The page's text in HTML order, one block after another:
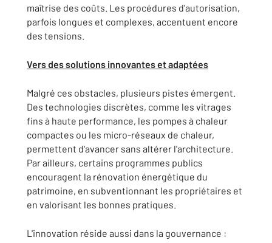
maîtrise des coûts. Les procédures d'autorisation,
parfois longues et complexes, accentuent encore
des tensions.
Vers des solutions innovantes et adaptées
Malgré ces obstacles, plusieurs pistes émergent.
Des technologies discrètes, comme les vitrages
fins à haute performance, les pompes à chaleur
compactes ou les micro-réseaux de chaleur,
permettent d'avancer sans altérer l'architecture.
Par ailleurs, certains programmes publics
encouragent la rénovation énergétique du
patrimoine, en subventionnant les propriétaires et
en valorisant les bonnes pratiques.
L'innovation réside aussi dans la gouvernance :